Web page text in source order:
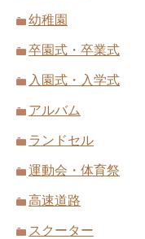
幼稚園
卒園式・卒業式
入園式・入学式
アルバム
ランドセル
運動会・体育祭
高速道路
スクーター